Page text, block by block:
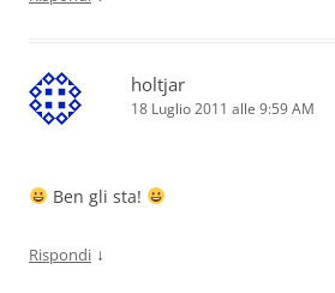
holtjar
18 Luglio 2011 alle 9:59 AM
Ben gli sta!
Rispondi ↓